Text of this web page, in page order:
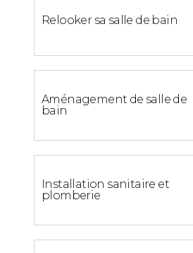
Relooker sa salle de bain
Aménagement de salle de
bain
Installation sanitaire et
plomberie